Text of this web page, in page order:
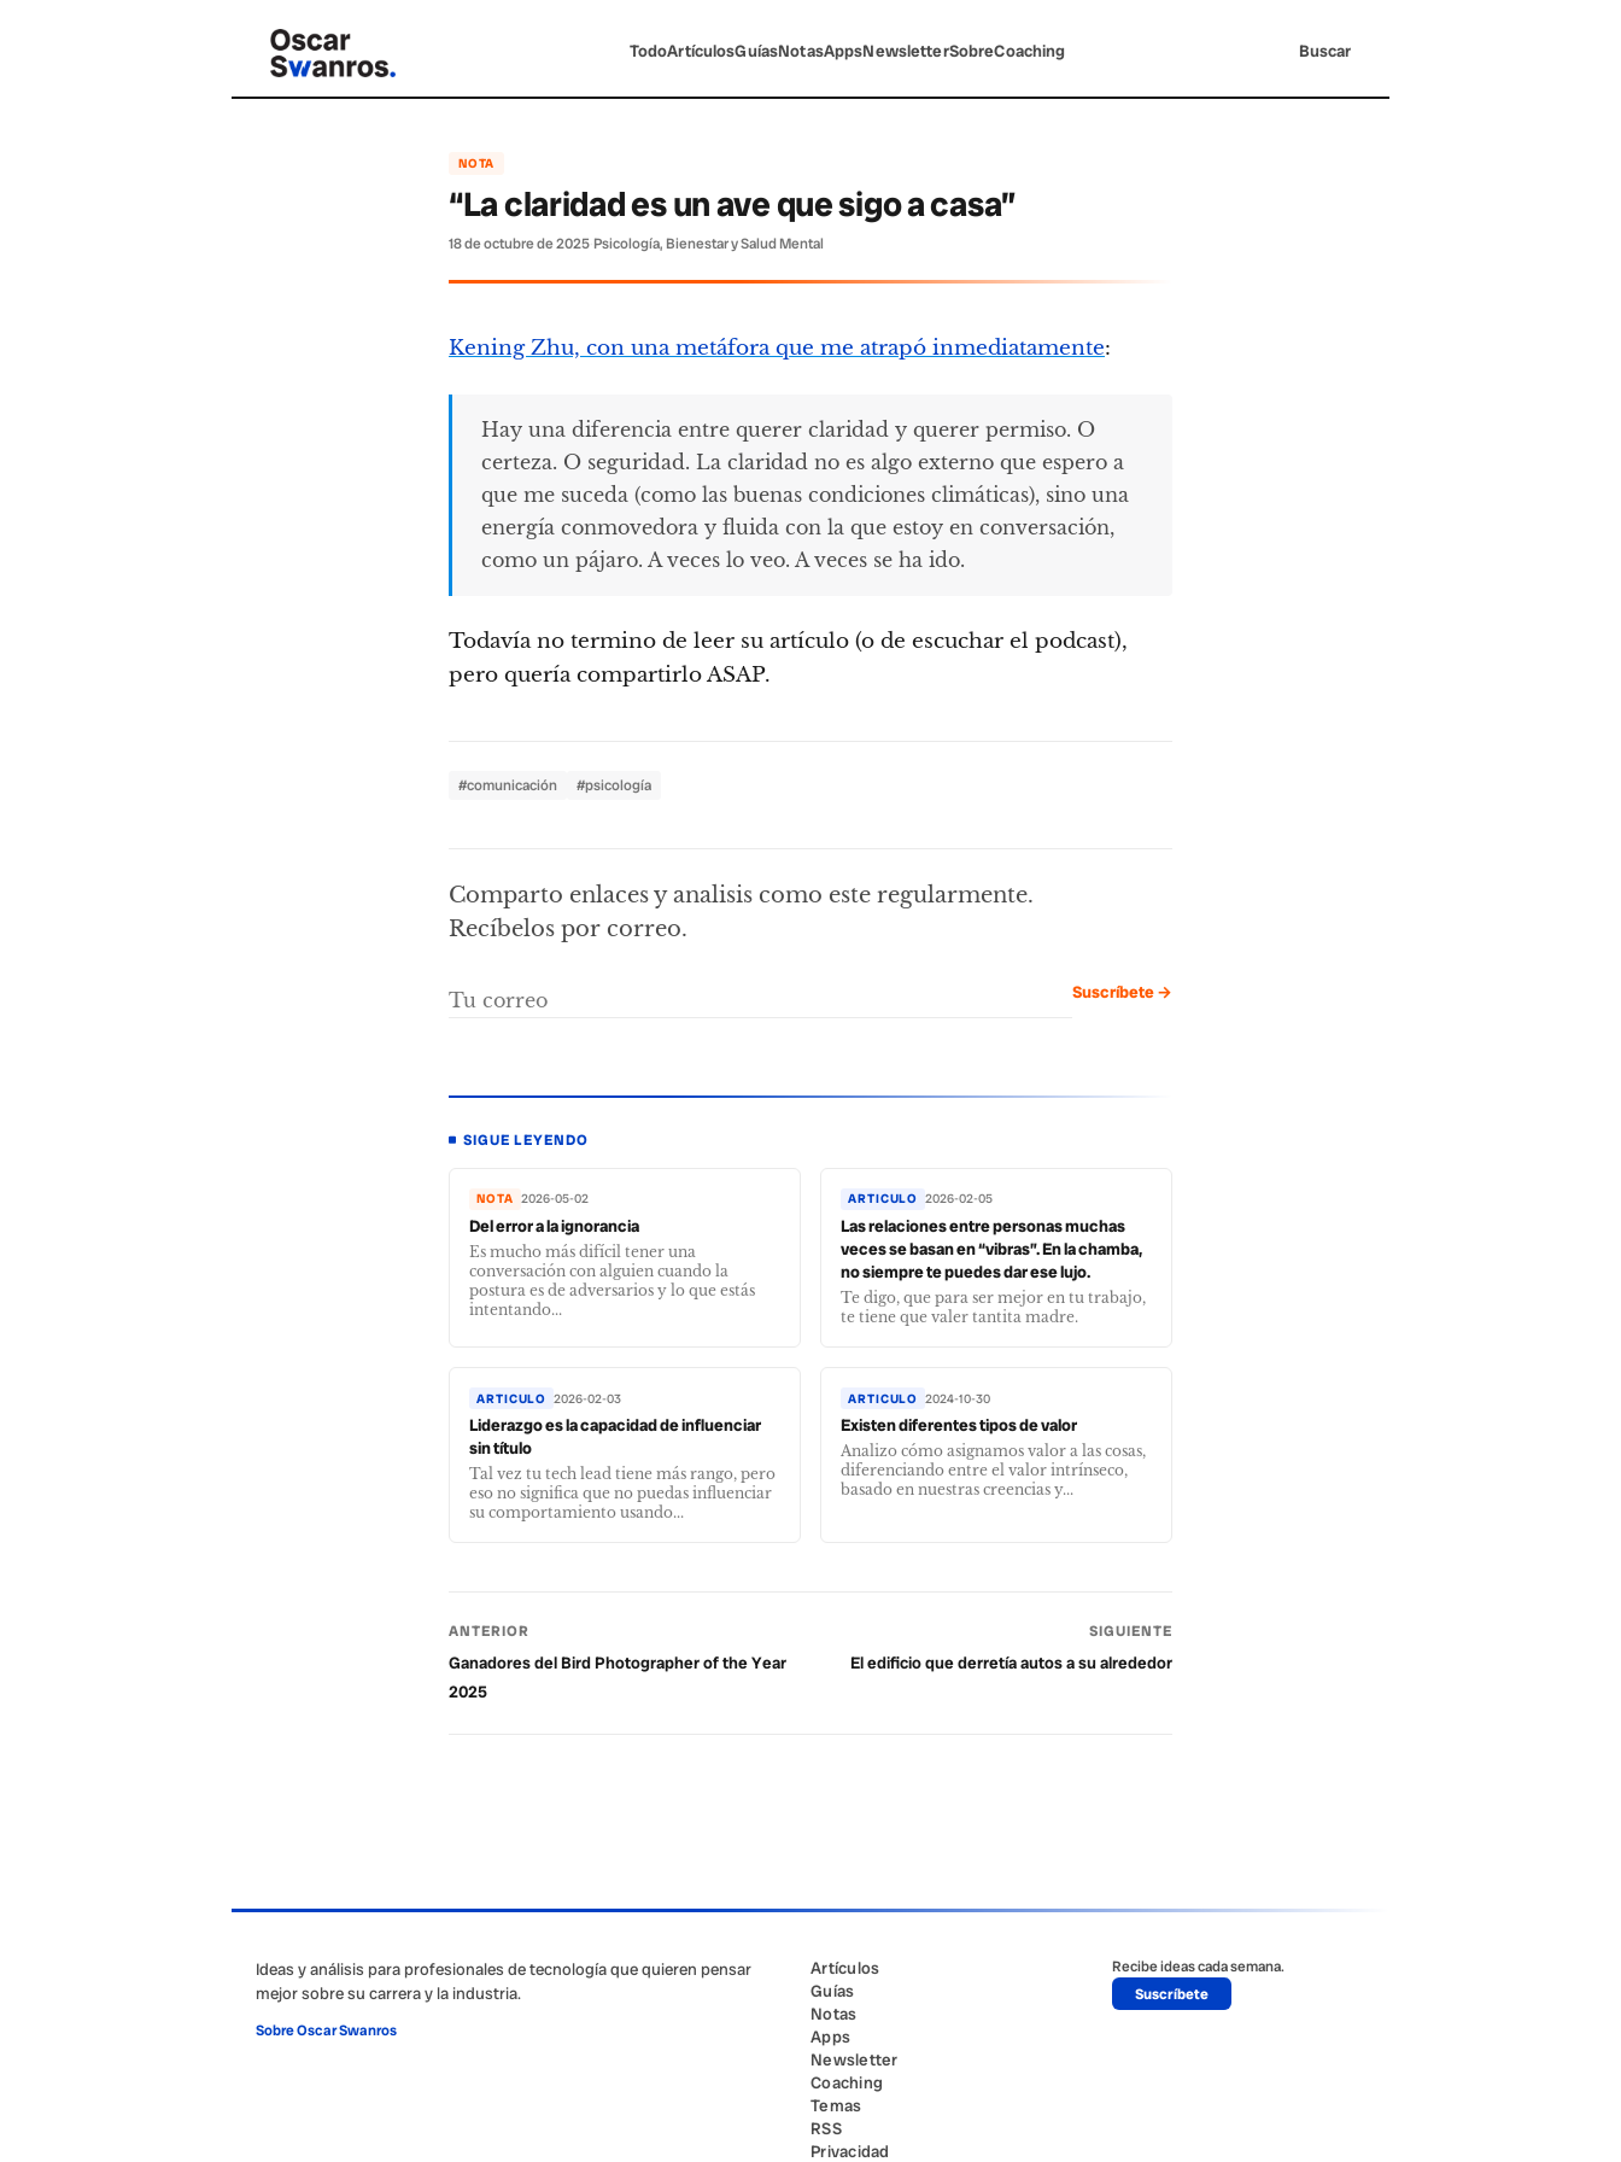
TodoArtículosGuíasNotasAppsNewsletterSobreCoaching Buscar
NOTA
“La claridad es un ave que sigo a casa”
18 de octubre de 2025 Psicología, Bienestar y Salud Mental
Kening Zhu, con una metáfora que me atrapó inmediatamente:
Hay una diferencia entre querer claridad y querer permiso. O
certeza. O seguridad. La claridad no es algo externo que espero a
que me suceda (como las buenas condiciones climáticas), sino una
energía conmovedora y fluida con la que estoy en conversación,
como un pájaro. A veces lo veo. A veces se ha ido.
Todavía no termino de leer su artículo (o de escuchar el podcast),
pero quería compartirlo ASAP.
#comunicación #psicología
Comparto enlaces y analisis como este regularmente.
Recíbelos por correo.
Suscríbete →
SIGUE LEYENDO
NOTA 2026-05-02
Del error a la ignorancia
Es mucho más difícil tener una
conversación con alguien cuando la
postura es de adversarios y lo que estás
intentando...
ARTICULO 2026-02-05
Las relaciones entre personas muchas
veces se basan en “vibras”. En la chamba,
no siempre te puedes dar ese lujo.
Te digo, que para ser mejor en tu trabajo,
te tiene que valer tantita madre.
ARTICULO 2026-02-03
Liderazgo es la capacidad de influenciar
sin título
Tal vez tu tech lead tiene más rango, pero
eso no significa que no puedas influenciar
su comportamiento usando...
ARTICULO 2024-10-30
Existen diferentes tipos de valor
Analizo cómo asignamos valor a las cosas,
diferenciando entre el valor intrínseco,
basado en nuestras creencias y...
ANTERIOR
Ganadores del Bird Photographer of the Year
2025
SIGUIENTE
El edificio que derretía autos a su alrededor
Ideas y análisis para profesionales de tecnología que quieren pensar
mejor sobre su carrera y la industria.
Sobre Oscar Swanros
Artículos
Guías
Notas
Apps
Newsletter
Coaching
Temas
RSS
Privacidad
Recibe ideas cada semana.
Suscríbete